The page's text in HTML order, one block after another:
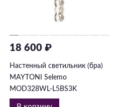
18 600 ₽
Настенный светильник (бра)
MAYTONI Selemo
MOD328WL-L5BS3K